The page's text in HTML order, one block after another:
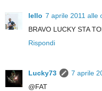
lello 7 aprile 2011 alle
BRAVO LUCKY STA
Rispondi
Lucky73
7 aprile
@FAT